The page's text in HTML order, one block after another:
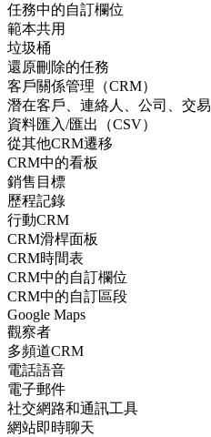
任務中的自訂欄位
範本共用
垃圾桶
還原刪除的任務
客戶關係管理（CRM）
潛在客戶、連絡人、公司、交易
資料匯入/匯出（CSV）
從其他CRM遷移
CRM中的看板
銷售目標
歷程記錄
行動CRM
CRM滑桿面板
CRM時間表
CRM中的自訂欄位
CRM中的自訂區段
Google Maps
觀察者
多頻道CRM
電話語音
電子郵件
社交網路和通訊工具
網站即時聊天